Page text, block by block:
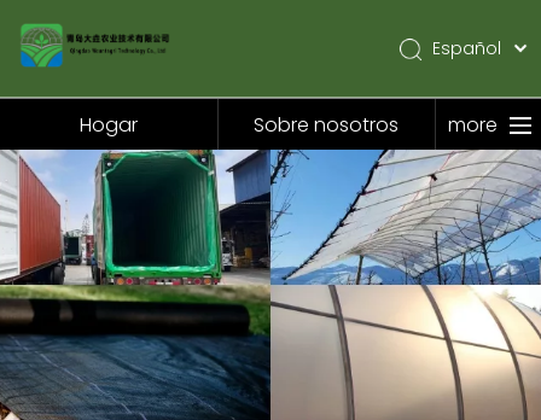
Hogar
Sobre nosotros
Productos
Solicitud
Noticias
Contáctenos
Español
Pусский
Hogar Sobre nosotros more